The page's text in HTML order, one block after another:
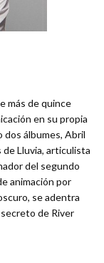
más de quince
en su propia
dos álbumes, Abril
Lluvia, articulista
del segundo
animación por
se adentra
de River